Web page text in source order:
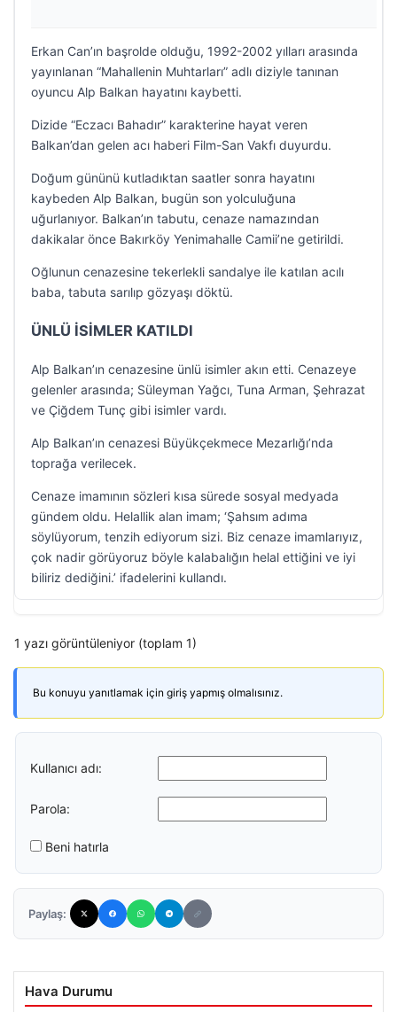
Erkan Can’ın başrolde olduğu, 1992-2002 yılları arasında
yayınlanan “Mahallenin Muhtarları” adlı diziyle tanınan
oyuncu Alp Balkan hayatını kaybetti.
Dizide “Eczacı Bahadır” karakterine hayat veren
Balkan’dan gelen acı haberi Film-San Vakfı duyurdu.
Doğum gününü kutladıktan saatler sonra hayatını
kaybeden Alp Balkan, bugün son yolculuğuna
uğurlanıyor. Balkan’ın tabutu, cenaze namazından
dakikalar önce Bakırköy Yenimahalle Camii’ne getirildi.
Oğlunun cenazesine tekerlekli sandalye ile katılan acılı
baba, tabuta sarılıp gözyaşı döktü.
ÜNLÜ İSİMLER KATILDI
Alp Balkan’ın cenazesine ünlü isimler akın etti. Cenazeye
gelenler arasında; Süleyman Yağcı, Tuna Arman, Şehrazat
ve Çiğdem Tunç gibi isimler vardı.
Alp Balkan’ın cenazesi Büyükçekmece Mezarlığı’nda
toprağa verilecek.
Cenaze imamının sözleri kısa sürede sosyal medyada
gündem oldu. Helallik alan imam; ‘Şahsım adıma
söylüyorum, tenzih ediyorum sizi. Biz cenaze imamlarıyız,
çok nadir görüyoruz böyle kalabalığın helal ettiğini ve iyi
biliriz dediğini.’ ifadelerini kullandı.
1 yazı görüntüleniyor (toplam 1)
Bu konuyu yanıtlamak için giriş yapmış olmalısınız.
Kullanıcı adı:
Parola:
Beni hatırla
Paylaş:
Hava Durumu